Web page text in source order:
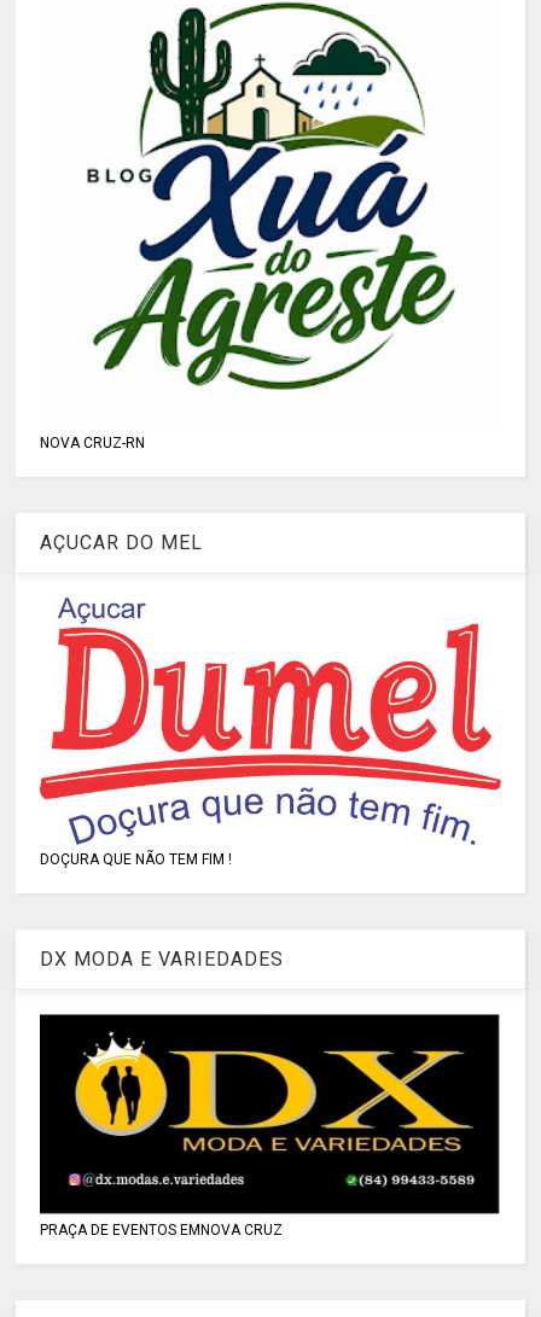
NOVA CRUZ-RN
AÇUCAR DO MEL
DOÇURA QUE NÃO TEM FIM !
DX MODA E VARIEDADES
PRAÇA DE EVENTOS EMNOVA CRUZ